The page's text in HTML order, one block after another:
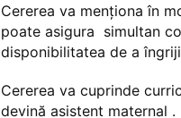
Cererea va menţiona în
poate asigura simultan
disponibilitatea de a
Cererea va cuprinde
devină asistent maternal .